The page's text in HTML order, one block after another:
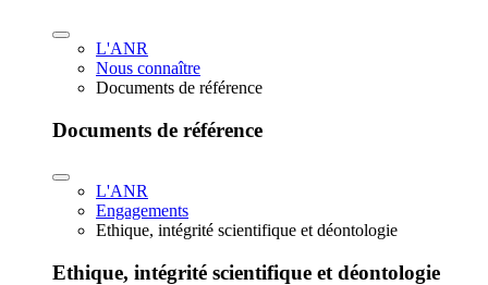
L'ANR
Nous connaître
Documents de référence
Documents de référence
L'ANR
Engagements
Ethique, intégrité scientifique et déontologie
Ethique, intégrité scientifique et déontologie